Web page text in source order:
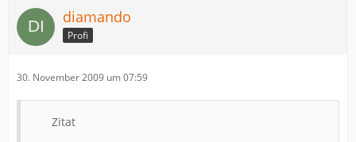
diamando
Profi
30. November 2009 um 07:59
Zitat